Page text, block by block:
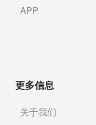
APP
更多信息
关于我们